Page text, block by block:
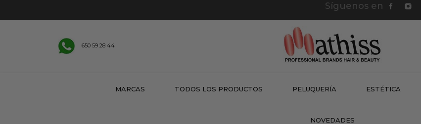
Síguenos en
650 59 28 44
MARCAS TODOS LOS PRODUCTOS PELUQUERÍA ESTÉTICA
NOVEDADES